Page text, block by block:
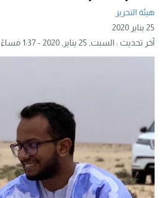
هيئة التحرير
25 يناير 2020
آخر تحديث :السبت, 25 يناير, 2020 - 1:37 مساءً